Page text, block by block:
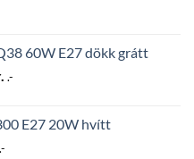
kr..
60W E27 dökk grátt
Current
17.150 kr..
.-
E27 20W hvítt
Current
.-